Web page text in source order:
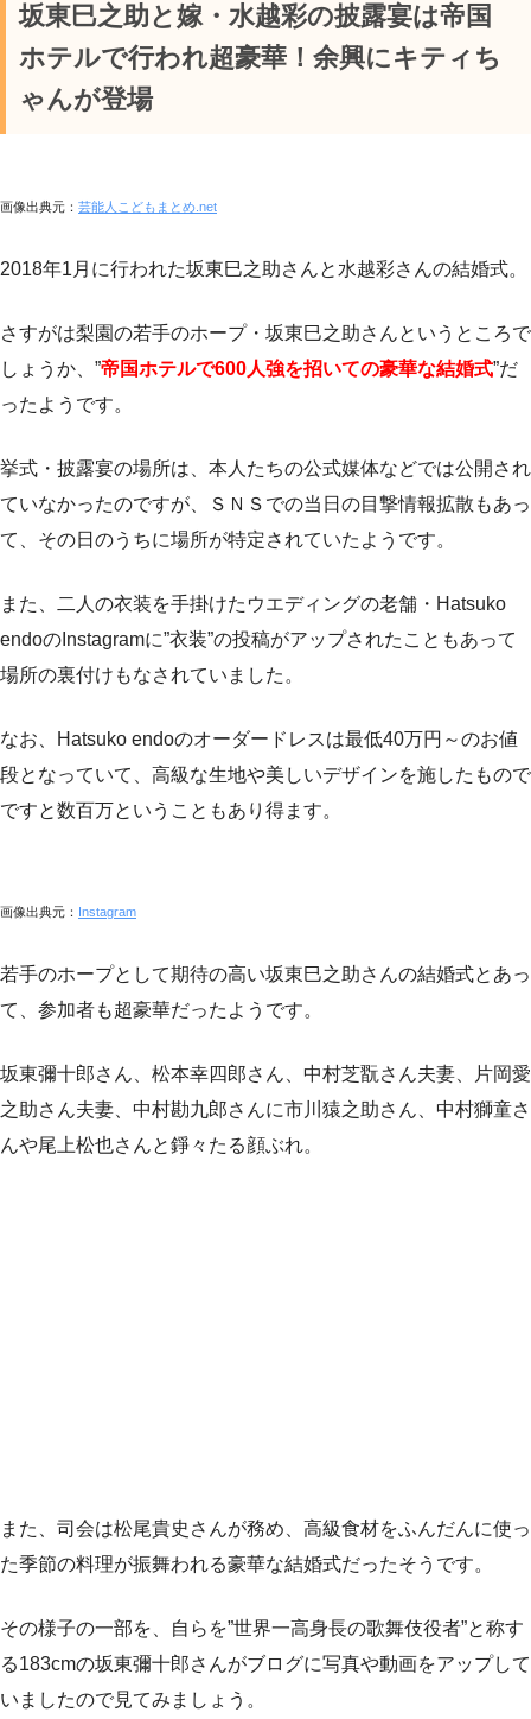
坂東巳之助と嫁・水越彩の披露宴は帝国
ホテルで行われ超豪華！余興にキティち
ゃんが登場
画像出典元： 芸能人こどもまとめ.net
2018年1月に行われた坂東巳之助さんと水越彩さんの結婚式。
さすがは梨園の若手のホープ・坂東巳之助さんというところで
しょうか、”帝国ホテルで600人強を招いての豪華な結婚式”だ
ったようです。
挙式・披露宴の場所は、本人たちの公式媒体などでは公開され
ていなかったのですが、ＳＮＳでの当日の目撃情報拡散もあっ
て、その日のうちに場所が特定されていたようです。
また、二人の衣装を手掛けたウエディングの老舗・Hatsuko
endoのInstagramに”衣装”の投稿がアップされたこともあって
場所の裏付けもなされていました。
なお、Hatsuko endoのオーダードレスは最低40万円～のお値
段となっていて、高級な生地や美しいデザインを施したもので
ですと数百万ということもあり得ます。
画像出典元： Instagram
若手のホープとして期待の高い坂東巳之助さんの結婚式とあっ
て、参加者も超豪華だったようです。
坂東彌十郎さん、松本幸四郎さん、中村芝翫さん夫妻、片岡愛
之助さん夫妻、中村勘九郎さんに市川猿之助さん、中村獅童さ
んや尾上松也さんと錚々たる顔ぶれ。
また、司会は松尾貴史さんが務め、高級食材をふんだんに使っ
た季節の料理が振舞われる豪華な結婚式だったそうです。
その様子の一部を、自らを”世界一高身長の歌舞伎役者”と称す
る183cmの坂東彌十郎さんがブログに写真や動画をアップして
いましたので見てみましょう。